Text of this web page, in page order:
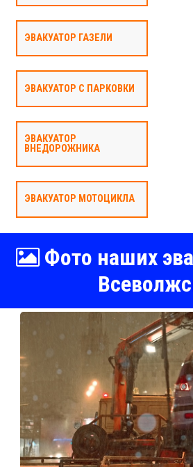
ЭВАКУАТОР ГАЗЕЛИ
ЭВАКУАТОР С ПАРКОВКИ
ЭВАКУАТОР
ВНЕДОРОЖНИКА
ЭВАКУАТОР МОТОЦИКЛА
Фото наших